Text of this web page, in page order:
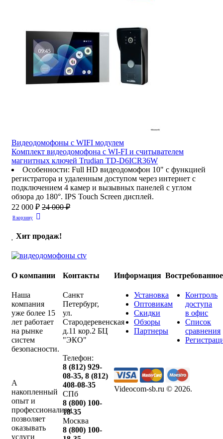
Видеодомофоны c WIFI модулем
Комплект видеодомофона с WI-FI и считывателем
магнитных ключей Trudian TD-D6ICR36W
Особенности: Full HD видеодомофон 10" с функцией
регистратора и удаленным доступом через интернет с
подключением 4 камер и вызывных панелей с углом
обзора до 180°. IPS Touch Screen дисплей.
22 000 ₽ 24 000 ₽
В корзину
Хит продаж!
О компании
Наша
компания
уже более 15
лет работает
на рынке
систем
безопасности.
А
накопленный
опыт и
профессионализм
позволяет
оказывать
услуги
Контакты
Санкт
Петербург,
ул.
Стародеревенская
д.11 кор.2 БЦ
"ЭКО"
Телефон:
8 (812) 929-
08-35,8 (812)
408-08-35
СПб
8 (800) 100-
18-35
Москва
8 (800) 100-
Информация
Установка
Оптовикам
Скидки
Обзоры
Партнеры
Востребованное
Контроль
доступа
в офис
Список
сравнения
Videocom-sb.ru © 2026.